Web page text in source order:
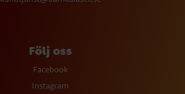
Följ oss
Facebook
Instagram